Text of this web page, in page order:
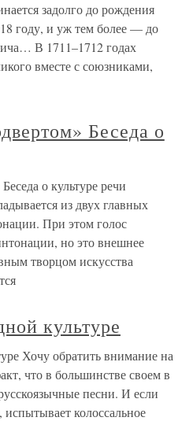
задолго до рождения
году, и уж тем более — до
В 1711–1712 годах
вместе с союзниками,
Беседа о
о культуре речи
из двух главных
При этом голос
но это внешнее
творцом искусства
культуре
Хочу обратить внимание на
что в большинстве своем в
песни. И если
колоссальное